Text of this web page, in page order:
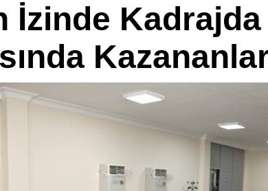
İzinde Kadrajda